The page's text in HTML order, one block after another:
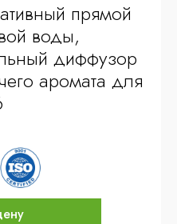
прямой
воды,
диффузор
аромата для